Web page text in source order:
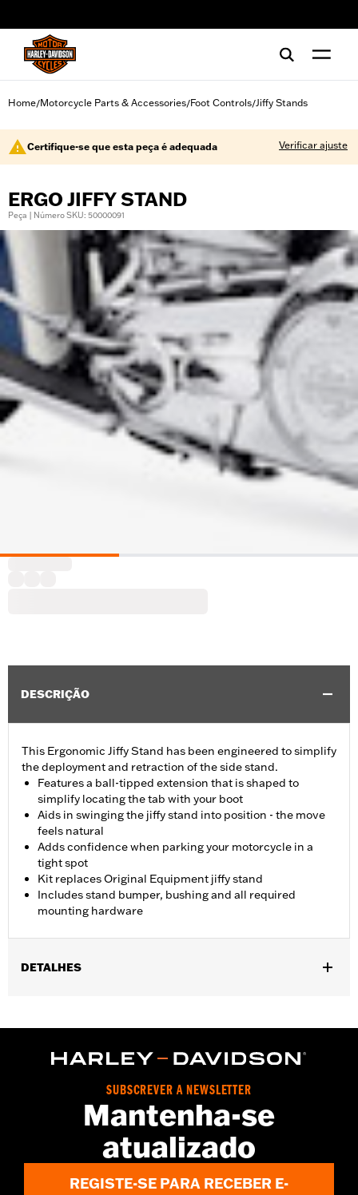
Home/Motorcycle Parts & Accessories/Foot Controls/Jiffy Stands
Certifique-se que esta peça é adequada Verificar ajuste
ERGO JIFFY STAND
Peça | Número SKU: 50000091
DESCRIÇÃO
This Ergonomic Jiffy Stand has been engineered to simplify
the deployment and retraction of the side stand.
Features a ball-tipped extension that is shaped to
simplify locating the tab with your boot
Aids in swinging the jiffy stand into position - the move
feels natural
Adds confidence when parking your motorcycle in a
tight spot
Kit replaces Original Equipment jiffy stand
Includes stand bumper, bushing and all required
mounting hardware
DETALHES
footboards, Burst footboards, or Rider Running Boards P/N
50500158.
Installation Instructions
Each
Stand bumper, bushing and all required mounting
WARRANTY:1 year limited warranty – Go towww.h-
d.com/warrantyfor full details
SUBSCREVER A NEWSLETTER
Mantenha-se
atualizado
REGISTE-SE PARA RECEBER E-